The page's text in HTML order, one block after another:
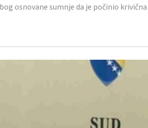
osnovane sumnje da je počinio